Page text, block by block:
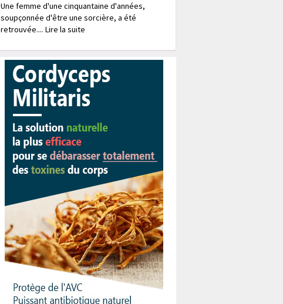
Une femme d'une cinquantaine d'années,
soupçonnée d'être une sorcière, a été
retrouvée.... Lire la suite